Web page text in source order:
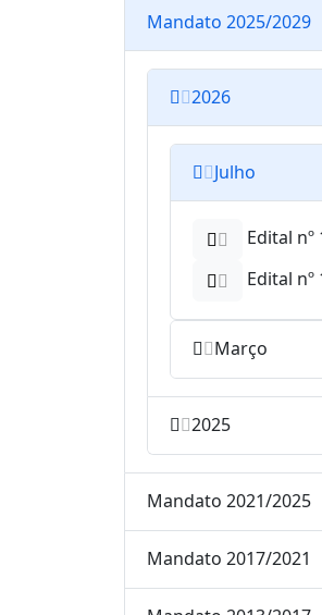
Mandato 2025/2029
2026
Julho
Edital
Edital
Março
2025
Mandato 2021/2025
Mandato 2017/2021